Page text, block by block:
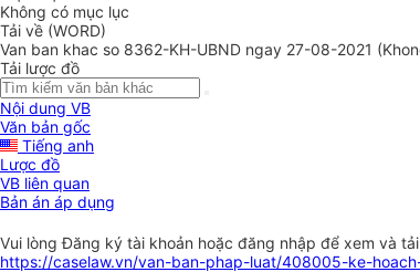
Không có mục lục
Tải về (WORD)
Van ban khac so 8362-KH-UBND ngay 27-08-2021
Tải lược đồ
Nội dung VB
Văn bản gốc
Tiếng anh
Lược đồ
VB liên quan
Bản án áp dụng
Vui lòngĐăng ký tài khoản hoặc đăng nhập để xem và
https://caselaw.vn/van-ban-phap-luat/408005-ke-